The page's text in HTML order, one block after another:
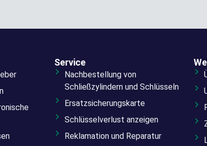
Service
Nachbestellung von
Schließzylindern und Schlüsseln
Ersatzsicherungskarte
Schlüsselverlust anzeigen
Reklamation und Reparatur